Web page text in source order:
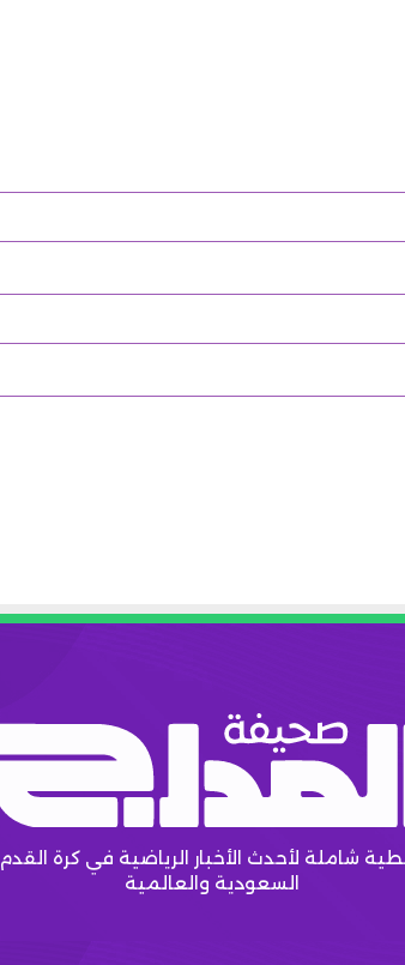
شاملة لأحدث الأخبار الرياضية في كرة القدم
السعودية والعالمية